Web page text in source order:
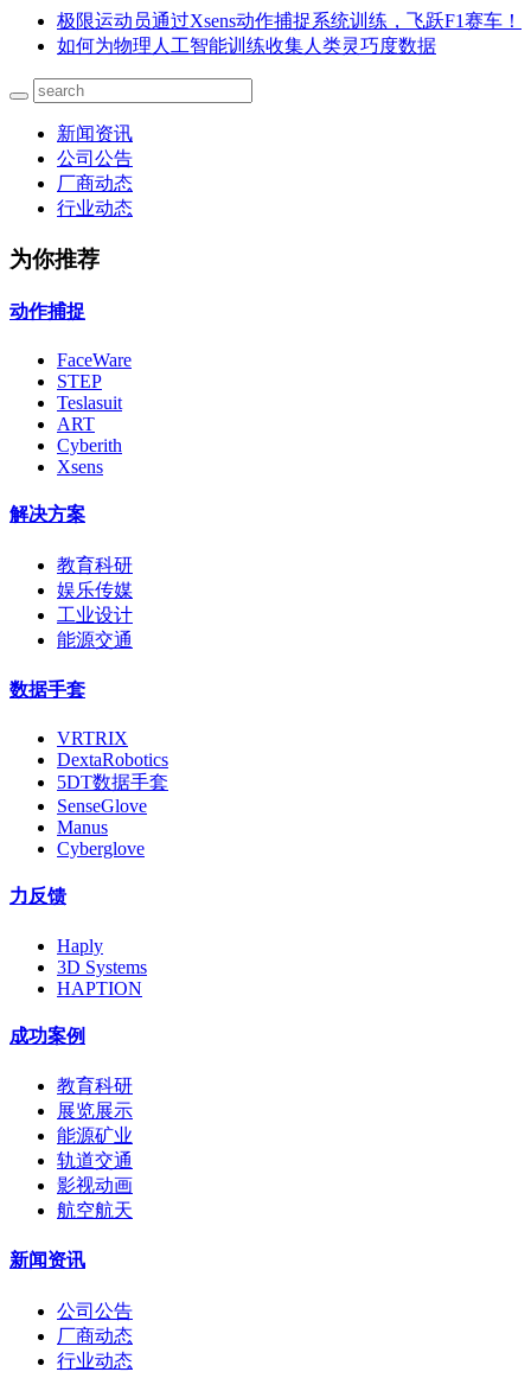
极限运动员通过Xsens动作捕捉系统训练，飞跃F1赛车！
如何为物理人工智能训练收集人类灵巧度数据
新闻资讯
公司公告
厂商动态
行业动态
为你推荐
动作捕捉
FaceWare
STEP
Teslasuit
ART
Cyberith
Xsens
解决方案
教育科研
娱乐传媒
工业设计
能源交通
数据手套
VRTRIX
DextaRobotics
5DT数据手套
SenseGlove
Manus
Cyberglove
力反馈
Haply
3D Systems
HAPTION
成功案例
教育科研
展览展示
能源矿业
轨道交通
影视动画
航空航天
新闻资讯
公司公告
厂商动态
行业动态